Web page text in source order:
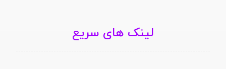
لینک های سریع